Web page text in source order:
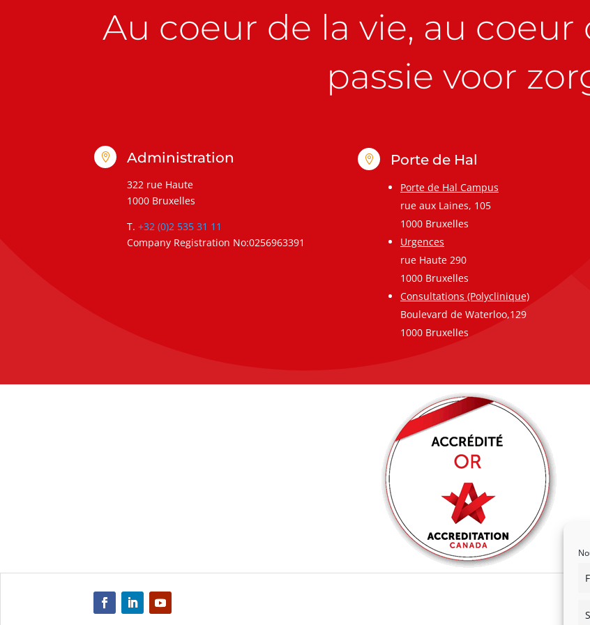
Au coeur de la vie, au coeur
passie voor
 Administration
322 rue Haute
1000 Bruxelles
T. +32 (0)2 535 31 11
Company Registration No:0256963391
 Porte de Hal
Porte de Hal Campus
rue aux Laines, 105
1000 Bruxelles
Urgences
rue Haute 290
1000 Bruxelles
Consultations (Polyclinique)
Boulevard de Waterloo,129
1000 Bruxelles